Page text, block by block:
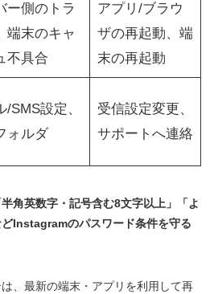
ー側のトラ
端末のキャ
不具合
アプリ/ブラウ
ザの再起動、端
末の再起動
/SMS設定、
ォルダ
受信設定変更、
サポートへ連絡
角英数字・記号含む8文字以上」「よ
Instagramのパスワード条件を守る
、最新の端末・アプリを利用して再